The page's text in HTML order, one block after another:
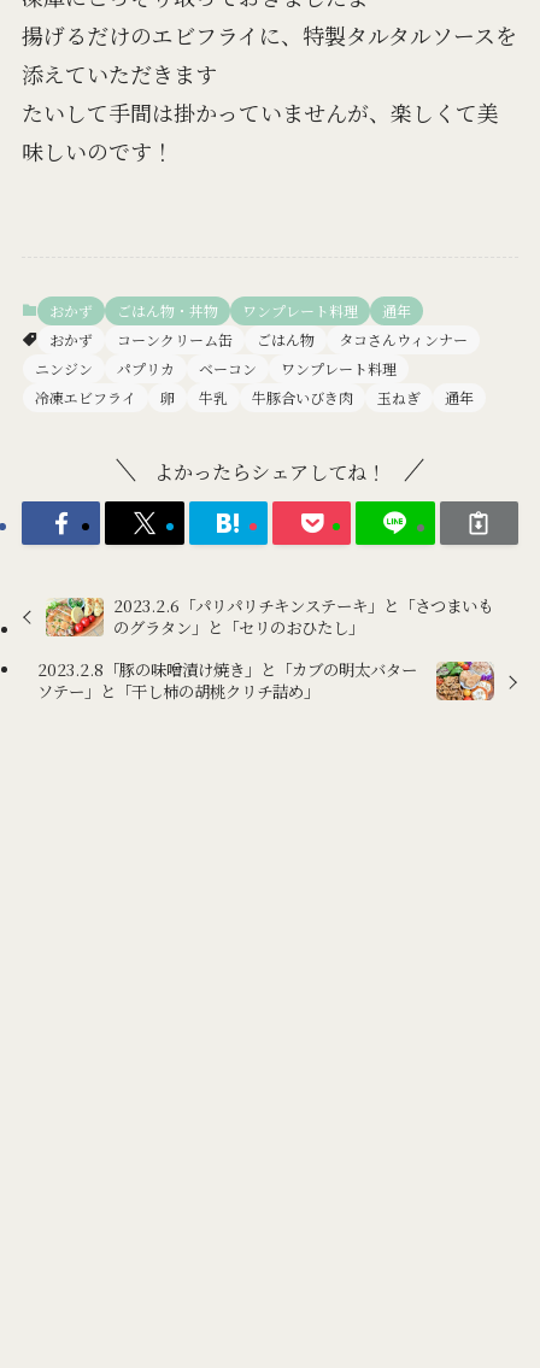
揚げるだけのエビフライに、特製タルタルソースを
添えていただきます
たいして手間は掛かっていませんが、楽しくて美
味しいのです！
おかず ごはん物・丼物 ワンプレート料理
通年
おかず
コーンクリーム缶 ごはん物
タコさんウィンナー
ニンジン
パプリカ ベーコン
ワンプレート料理
冷凍エビフライ
卵 牛乳 牛豚合いびき肉 玉ねぎ 通年
よかったらシェアしてね！
2023.2.6「パリパリチキンステーキ」と「さつまいも
のグラタン」と「セリのおひたし」
2023.2.8「豚の味噌漬け焼き」と「カブの明太バター
ソテー」と「干し柿の胡桃クリチ詰め」